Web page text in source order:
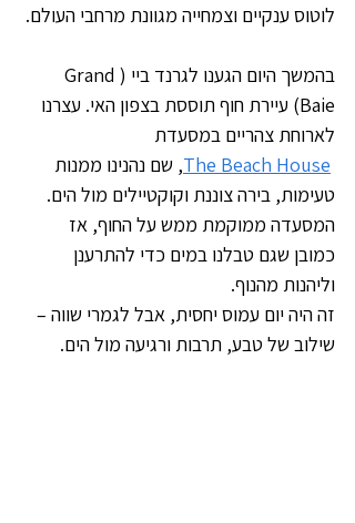
לוטוס ענקיים וצמחייה מגוונת מרחבי העולם.
בהמשך היום הגענו לגרנד ביי (Grand
Baie) עיירת חוף תוססת בצפון האי. עצרנו
לארוחת צהריים במסעדת
The Beach House, שם נהנינו ממנות
טעימות, בירה צוננת וקוקטיילים מול הים.
המסעדה ממוקמת ממש על החוף, אז
כמובן שגם טבלנו במים כדי להתרענן
וליהנות מהנוף.
זה היה יום עמוס יחסית, אבל לגמרי שווה –
שילוב של טבע, תרבות ורגיעה מול הים.